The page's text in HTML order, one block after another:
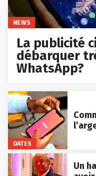
NEWS
La publicité
débarquer
WhatsApp?
DATES
Un